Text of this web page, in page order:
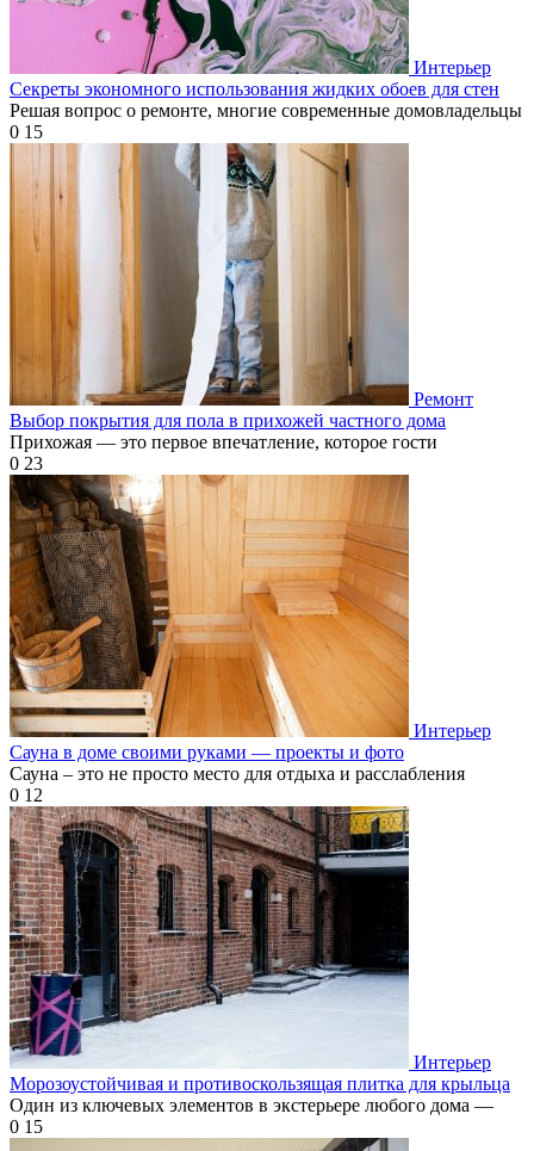
Интерьер
Секреты экономного использования жидких обоев для стен
Решая вопрос о ремонте, многие современные домовладельцы
0 15
Ремонт
Выбор покрытия для пола в прихожей частного дома
Прихожая — это первое впечатление, которое гости
0 23
Интерьер
Сауна в доме своими руками — проекты и фото
Сауна – это не просто место для отдыха и расслабления
0 12
Интерьер
Морозоустойчивая и противоскользящая плитка для крыльца
Один из ключевых элементов в экстерьере любого дома —
0 15